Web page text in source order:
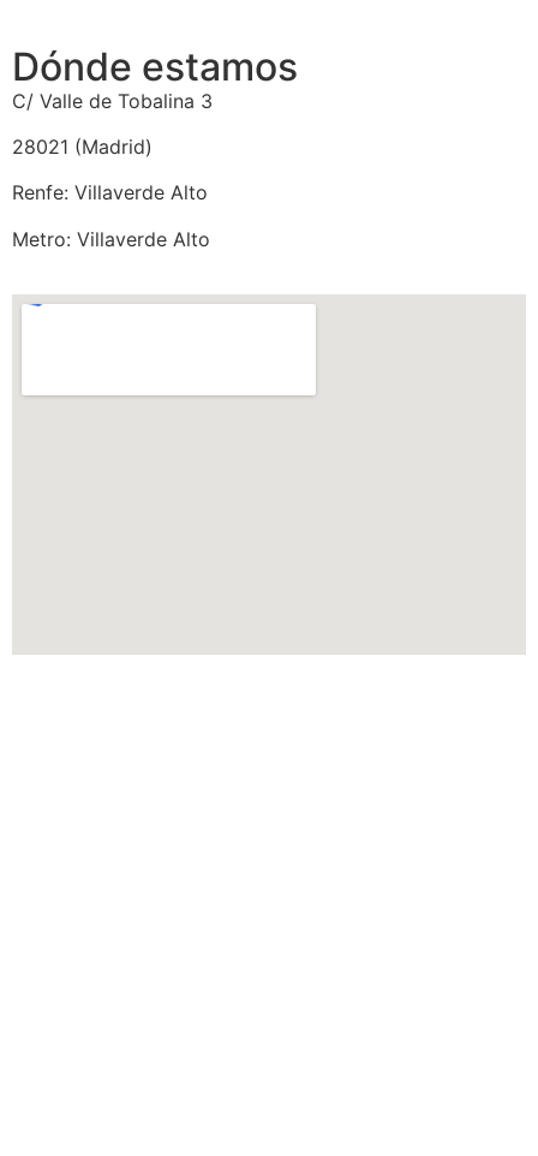
Dónde estamos
C/ Valle de Tobalina 3
28021 (Madrid)
Renfe: Villaverde Alto
Metro: Villaverde Alto